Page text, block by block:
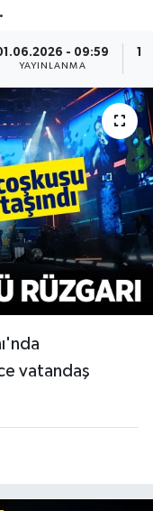
- 09:59
YAYINLANMA
vatandaş